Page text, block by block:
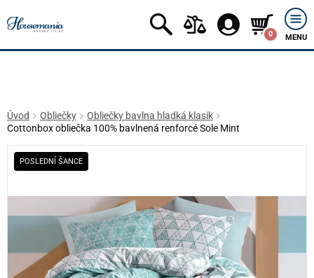
0 MENU
Úvod Obliečky
Obliečky bavlna hladká klasik
Cottonbox obliečka 100% bavlnená renforcé Sole Mint
POSLEDNÍ ŠANCE